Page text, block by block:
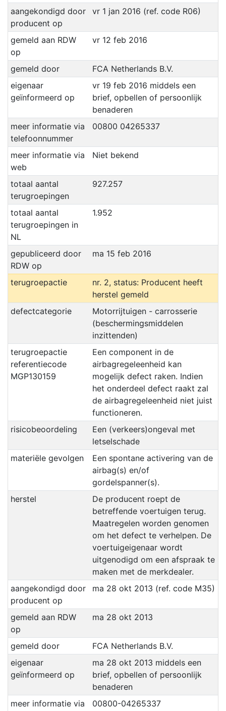
aangekondigd door
producent op
vr 1 jan 2016 (ref. code R06)
gemeld aan RDW
op
vr 12 feb 2016
gemeld door
FCA Netherlands B.V.
eigenaar
geïnformeerd op
vr 19 feb 2016 middels een
brief, opbellen of persoonlijk
benaderen
meer informatie via
telefoonnummer
00800 04265337
meer informatie via
web
Niet bekend
totaal aantal
terugroepingen
927.257
totaal aantal
terugroepingen in
NL
1.952
gepubliceerd door
RDW op
ma 15 feb 2016
terugroepactie
nr. 2, status: Producent heeft
herstel gemeld
defectcategorie
Motorrijtuigen - carrosserie
(beschermingsmiddelen
inzittenden)
terugroepactie
referentiecode
MGP130159
Een component in de
airbagregeleenheid kan
mogelijk defect raken. Indien
het onderdeel defect raakt zal
de airbagregeleenheid niet juist
functioneren.
risicobeoordeling
Een (verkeers)ongeval met
letselschade
materiële gevolgen
Een spontane activering van de
airbag(s) en/of
gordelspanner(s).
herstel
De producent roept de
betreffende voertuigen terug.
Maatregelen worden genomen
om het defect te verhelpen. De
voertuigeigenaar wordt
uitgenodigd om een afspraak te
maken met de merkdealer.
aangekondigd door
producent op
ma 28 okt 2013 (ref. code M35)
gemeld aan RDW
op
ma 28 okt 2013
gemeld door
FCA Netherlands B.V.
eigenaar
geïnformeerd op
ma 28 okt 2013 middels een
brief, opbellen of persoonlijk
benaderen
meer informatie via
00800-04265337